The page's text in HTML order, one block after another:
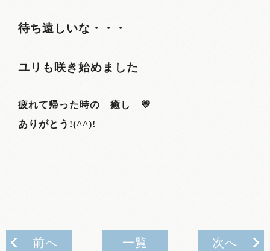
待ち遠しいな・・・
ユリも咲き始めました
疲れて帰った時の 癒し 💛
ありがとう!(^^)!
前へ 一覧 次へ